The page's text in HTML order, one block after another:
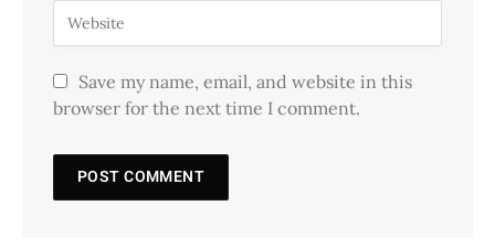
Save my name, email, and website in this
browser for the next time I comment.